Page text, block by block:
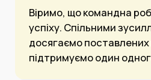
Віримо, що командна
успіху. Спільними
досягаємо поставлених
підтримуємо один